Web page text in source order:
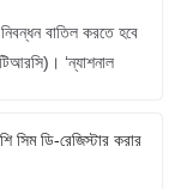
বাতিল করতে হবে
‘ন্যাশনাল
সিম ডি-রেজিস্টার করার